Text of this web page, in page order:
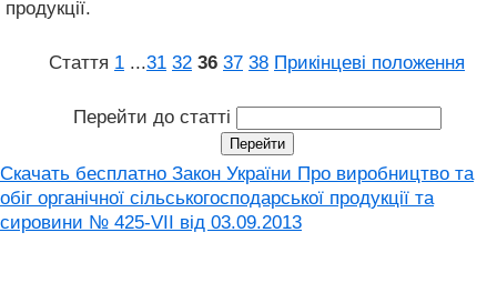
продукції.
Стаття 1 ...31 32 36 37 38 Прикінцеві положення
Перейти до статті
Скачать бесплатно Закон України Про виробництво та
обіг органічної сільськогосподарської продукції та
сировини № 425-VII від 03.09.2013